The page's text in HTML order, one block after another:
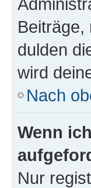
dulden
wird
Nach
Wenn
Nur